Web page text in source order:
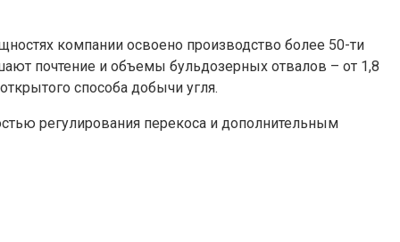
компании освоено производство более 50-ти
почтение и объемы бульдозерных отвалов – от 1,8
способа добычи угля.
регулирования перекоса и дополнительным